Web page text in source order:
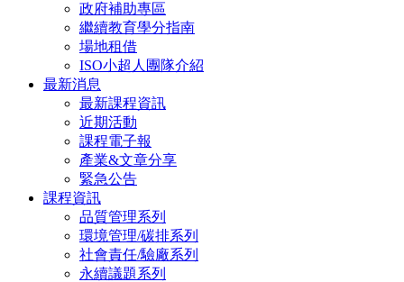
政府補助專區
繼續教育學分指南
場地租借
ISO小超人團隊介紹
最新消息
最新課程資訊
近期活動
課程電子報
產業&文章分享
緊急公告
課程資訊
品質管理系列
環境管理/碳排系列
社會責任/驗廠系列
永續議題系列